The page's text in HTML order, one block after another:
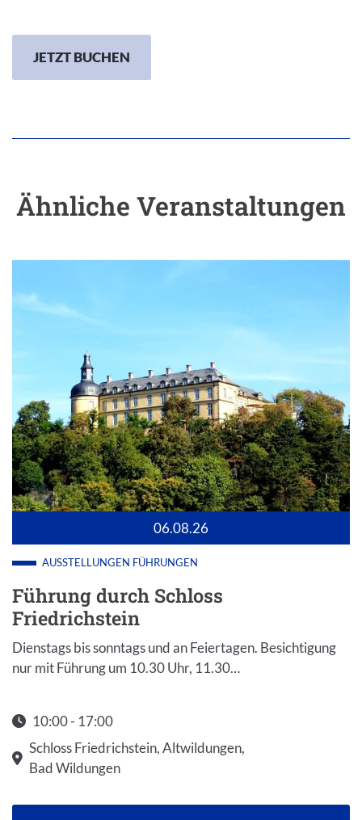
JETZT BUCHEN
Ähnliche Veranstaltungen
06.08.26
AUSSTELLUNGEN FÜHRUNGEN
Führung durch Schloss
Friedrichstein
Dienstags bis sonntags und an Feiertagen. Besichtigung
nur mit Führung um 10.30 Uhr, 11.30…
10:00 - 17:00
Startzeit: 10:00
Schloss Friedrichstein, Altwildungen,
Bad Wildungen